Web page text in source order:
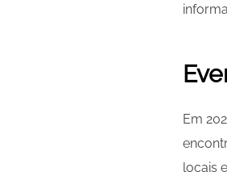
Em
locais